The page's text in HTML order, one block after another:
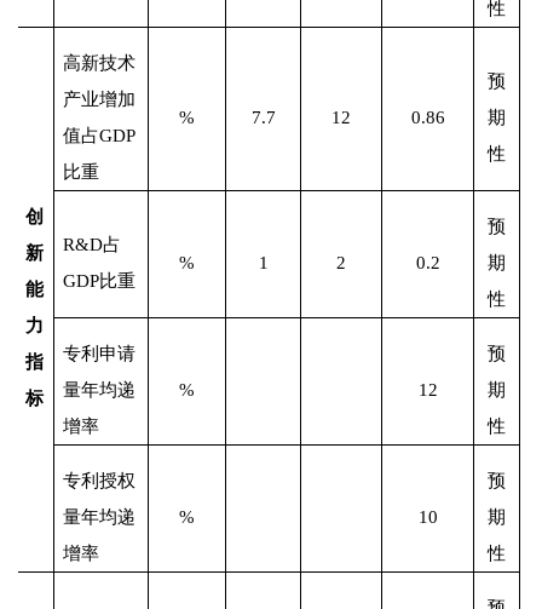
性
创
新
能
力
指
标
高新技术
产业增加
值占GDP
比重
% 7.7 12 0.86
预
期
性
R&D占
GDP比重
% 1 2 0.2
预
期
性
专利申请
量年均递
增率
% 12
预
期
性
专利授权
量年均递
增率
% 10
预
期
性